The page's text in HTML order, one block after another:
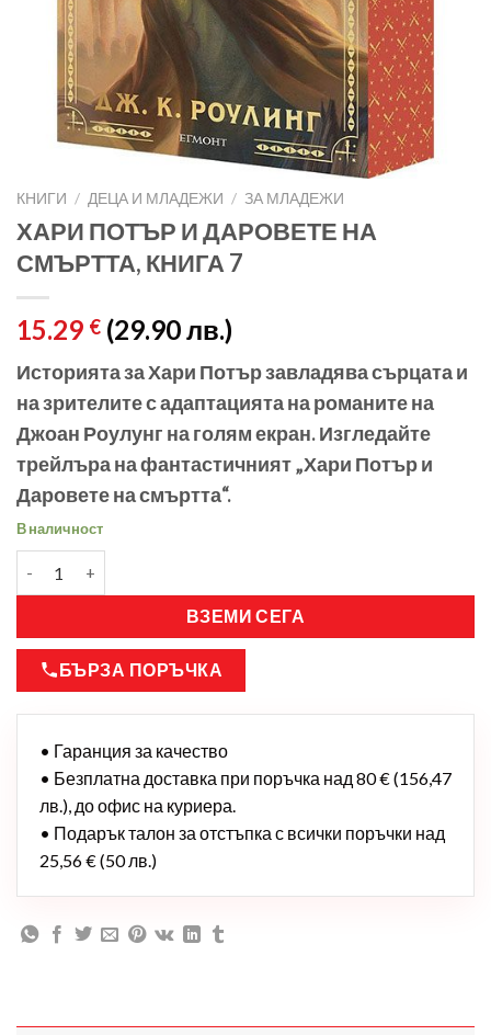
КНИГИ / ДЕЦА И МЛАДЕЖИ / ЗА МЛАДЕЖИ
ХАРИ ПОТЪР И ДАРОВЕТЕ НА
СМЪРТТА, КНИГА 7
15.29 € (29.90 лв.)
Историята за Хари Потър завладява сърцата и
на зрителите с адаптацията на романите на
Джоан Роулунг на голям екран. Изгледайте
трейлъра на фантастичният „Хари Потър и
Даровете на смъртта“.
В наличност
ВЗЕМИ СЕГА
БЪРЗА ПОРЪЧКА
• Гаранция за качество
• Безплатна доставка при поръчка над 80 € (156,47
лв.), до офис на куриера.
• Подарък талон за отстъпка с всички поръчки над
25,56 € (50 лв.)